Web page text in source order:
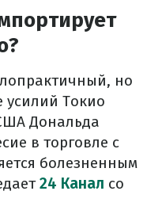
но
усилий Токио
Дональда
в торговле с
болезненным
24 Канал со